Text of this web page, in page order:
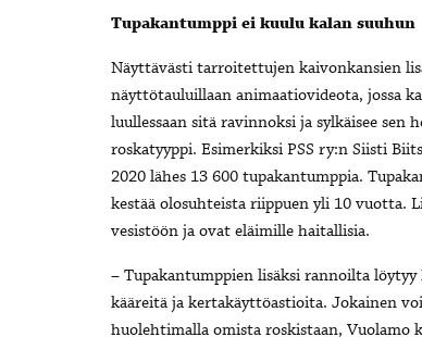
Tupakantumppi ei kuulu kalan suuhun
Näyttävästi tarroitettujen kaivonkansien
näyttötauluillaan animaatiovideota, jossa
luullessaan sitä ravinnoksi ja sylkäisee
roskatyyppi. Esimerkiksi PSS ry:n Siisti
2020 lähes 13 600 tupakantumppia.
kestää olosuhteista riippuen yli 10 vuotta.
vesistöön ja ovat eläimille haitallisia.
– Tupakantumppien lisäksi rannoilta
kääreitä ja kertakäyttöastioita. Jokainen
huolehtimalla omista roskistaan, Vuolamo